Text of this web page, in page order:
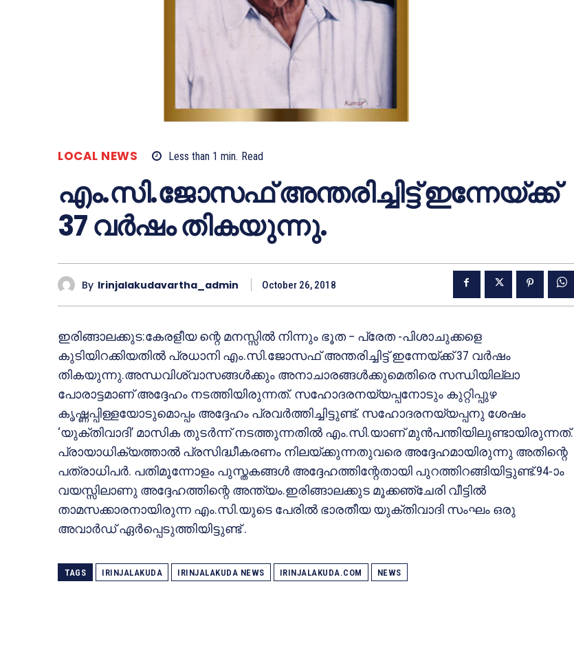
LOCAL NEWS Less than 1 min. Read
എം.സി.ജോസഫ് അന്തരിച്ചിട്ട് ഇന്നേയ്ക്ക്
37 വര്‍ഷം തികയുന്നു.
By Irinjalakudavartha_admin October 26, 2018
ഇരിങ്ങാലക്കുട:കേരളീയ ന്റെ മനസ്സില്‍ നിന്നും ഭൂത – പ്രേത -പിശാചുക്കളെ
കുടിയിറക്കിയതില്‍ പ്രധാനി എം.സി.ജോസഫ് അന്തരിച്ചിട്ട് ഇന്നേയ്ക്ക് 37 വര്‍ഷം
തികയുന്നു.അന്ധവിശ്വാസങ്ങള്‍ക്കും അനാചാരങ്ങള്‍ക്കുമെതിരെ സന്ധിയില്ലാ
പോരാട്ടമാണ് അദ്ദേഹം നടത്തിയിരുന്നത്. സഹോദരനയ്യപ്പനോടും കുറ്റിപ്പുഴ
കൃഷ്ണപ്പിള്ളയോടുമൊപ്പം അദ്ദേഹം പ്രവര്‍ത്തിച്ചിട്ടുണ്ട്. സഹോദരനയ്യപ്പനു ശേഷം
‘യുക്തിവാദി’ മാസിക തുടര്‍ന്ന് നടത്തുന്നതില്‍ എം.സി.യാണ് മുന്‍പന്തിയിലുണ്ടായിരുന്നത്.
പ്രായാധിക്യത്താല്‍ പ്രസിദ്ധീകരണം നിലയ്ക്കുന്നതുവരെ അദ്ദേഹമായിരുന്നു അതിന്റെ
പത്രാധിപര്‍. പതിമൂന്നോളം പുസ്തകങ്ങള്‍ അദ്ദേഹത്തിന്റേതായി പുറത്തിറങ്ങിയിട്ടുണ്ട്.94-ാം
വയസ്സിലാണു അദ്ദേഹത്തിന്റെ അന്ത്യം.ഇരിങ്ങാലക്കുട മൂക്കഞ്ചേരി വീട്ടില്‍
താമസക്കാരനായിരുന്ന എം.സി.യുടെ പേരില്‍ ഭാരതീയ യുക്തിവാദി സംഘം ഒരു
അവാര്‍ഡ് ഏര്‍പ്പെടുത്തിയിട്ടുണ്ട് .
TAGS IRINJALAKUDA IRINJALAKUDA NEWS IRINJALAKUDA.COM NEWS